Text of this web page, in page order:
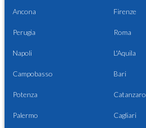
Ancona Firenze
Perugia Roma
Napoli L'Aquila
Campobasso Bari
Potenza Catanzaro
Palermo Cagliari